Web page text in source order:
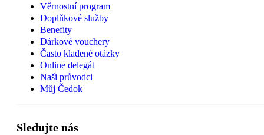
Věrnostní program
Doplňkové služby
Benefity
Dárkové vouchery
Často kladené otázky
Online delegát
Naši průvodci
Můj Čedok
Sledujte nás